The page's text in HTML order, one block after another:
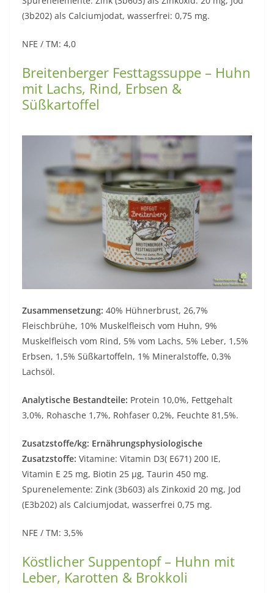
(3b202) als Calciumjodat, wasserfrei: 0,75 mg.
NFE / TM: 4,0
Breitenberger Festtagssuppe – Huhn
mit Lachs, Rind, Erbsen &
Süßkartoffel
Zusammensetzung: 40% Hühnerbrust, 26,7%
Fleischbrühe, 10% Muskelfleisch vom Huhn, 9%
Muskelfleisch vom Rind, 5% vom Lachs, 5% Leber, 1,5%
Erbsen, 1,5% Süßkartoffeln, 1% Mineralstoffe, 0,3%
Lachsöl.
Analytische Bestandteile: Protein 10,0%, Fettgehalt
3,0%, Rohasche 1,7%, Rohfaser 0,2%, Feuchte 81,5%.
Zusatzstoffe/kg: Ernährungsphysiologische
Zusatzstoffe: Vitamine: Vitamin D3( E671) 200 IE,
Vitamin E 25 mg, Biotin 25 µg, Taurin 450 mg.
Spurenelemente: Zink (3b603) als Zinkoxid 20 mg, Jod
(E3b202) als Calciumjodat, wasserfrei 0,75 mg.
NFE / TM: 3,5%
Köstlicher Suppentopf – Huhn mit
Leber, Karotten & Brokkoli